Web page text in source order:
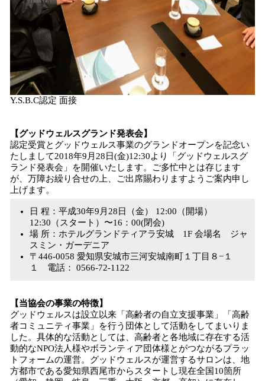
Y.S.B.C認定 面接
【グッドウェルスグランド発表会】
認定受賞とグッドウェルス事業のグランドオープンを記念い
たしまして2018年9月28日(金)12:30より「グッドウェルスグ
ランド発表会」を開催いたします。ご多忙中とは存じます
が、万障お繰り合せの上、ご出席賜わりますようご案内申し
上げます。
日 程：平成30年9月28日（金） 12:00（開場）
12:30（スタート）〜16：00(閉会)
場 所：ホテルグランドティアラ安城 1F 会場名 ジャ
スミン・ガーデニア
〒446-0058 愛知県安城市三河安城南町１丁目８−１
１ 電話： 0566-72-1122
【当協会の事業の特徴】
グッドウェルスは設立以来「高齢者の自立支援事業」「高齢
者コミュニティ事業」を行う団体として活動をしてまいりま
した。具体的な活動としては、高齢者と各地域に存在する活
動的なNPO法人様やボランティア団体様とがつながるプラッ
トフォームの運営。グッドウェルスが運営するサロンは、地
方都市である愛知県西尾市からスタートし現在全国10箇所